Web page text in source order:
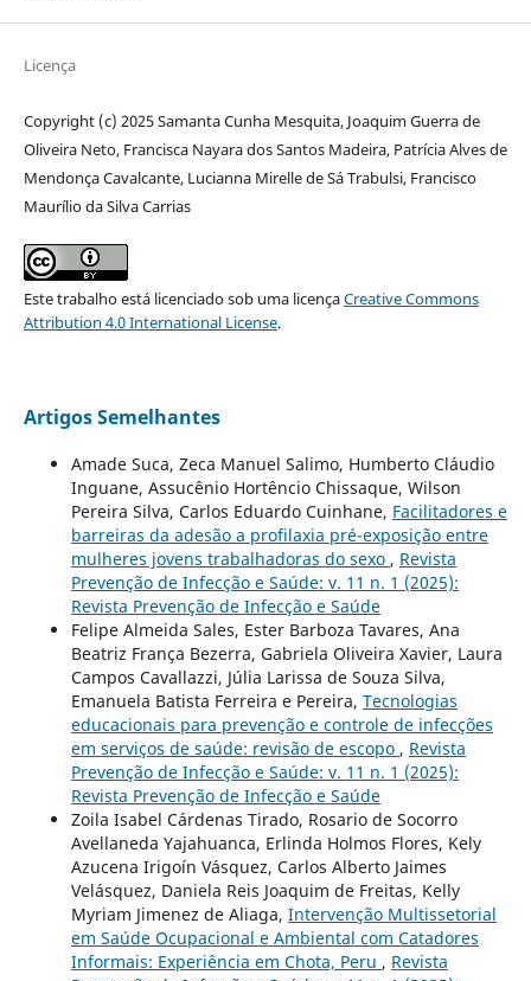
Licença
Copyright (c) 2025 Samanta Cunha Mesquita, Joaquim Guerra de
Oliveira Neto, Francisca Nayara dos Santos Madeira, Patrícia Alves de
Mendonça Cavalcante, Lucianna Mirelle de Sá Trabulsi, Francisco
Maurílio da Silva Carrias
Este trabalho está licenciado sob uma licençaCreative Commons
Attribution 4.0 International License.
Artigos Semelhantes
Amade Suca, Zeca Manuel Salimo, Humberto Cláudio
Inguane, Assucênio Hortêncio Chissaque, Wilson
Pereira Silva, Carlos Eduardo Cuinhane, Facilitadores e
barreiras da adesão a profilaxia pré-exposição entre
mulheres jovens trabalhadoras do sexo , Revista
Prevenção de Infecção e Saúde: v. 11 n. 1 (2025):
Revista Prevenção de Infecção e Saúde
Felipe Almeida Sales, Ester Barboza Tavares, Ana
Beatriz França Bezerra, Gabriela Oliveira Xavier, Laura
Campos Cavallazzi, Júlia Larissa de Souza Silva,
Emanuela Batista Ferreira e Pereira, Tecnologias
educacionais para prevenção e controle de infecções
em serviços de saúde: revisão de escopo , Revista
Prevenção de Infecção e Saúde: v. 11 n. 1 (2025):
Revista Prevenção de Infecção e Saúde
Zoila Isabel Cárdenas Tirado, Rosario de Socorro
Avellaneda Yajahuanca, Erlinda Holmos Flores, Kely
Azucena Irigoín Vásquez, Carlos Alberto Jaimes
Velásquez, Daniela Reis Joaquim de Freitas, Kelly
Myriam Jimenez de Aliaga, Intervenção Multissetorial
em Saúde Ocupacional e Ambiental com Catadores
Informais: Experiência em Chota, Peru , Revista